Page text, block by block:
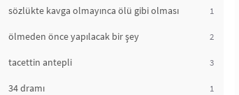
sözlükte kavga olmayınca ölü gibi olması 1
ölmeden önce yapılacak bir şey 2
tacettin antepli 3
34 dramı 1